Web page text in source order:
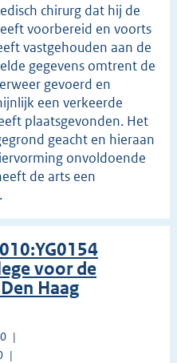
chirurg dat hij de
voorbereid en voorts
vastgehouden aan de
gegevens omtrent de
gevoerd en
een verkeerde
plaatsgevonden. Het
geacht en hieraan
onvoldoende
de arts een
voor de
Haag